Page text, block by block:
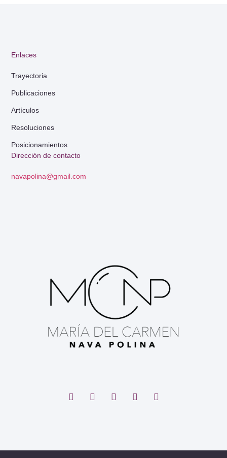
Dirección de contacto
navapolina@gmail.com
Enlaces
Trayectoria
Publicaciones
Artículos
Resoluciones
Posicionamientos